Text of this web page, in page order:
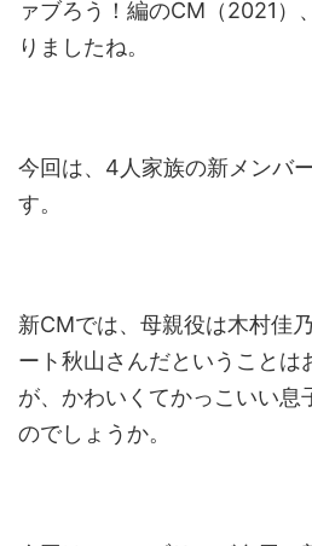
ァブろう！編のCM（2021）
りましたね。
今回は、4人家族の新メンバ
す。
新CMでは、母親役は木村佳
ート秋山さんだということは
が、かわいくてかっこいい息
のでしょうか。